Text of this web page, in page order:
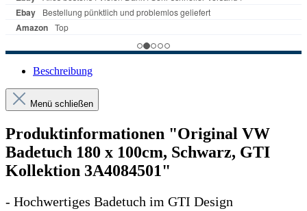
Beschreibung
Menü schließen
Produktinformationen "Original VW
Badetuch 180 x 100cm, Schwarz, GTI
Kollektion 3A4084501"
- Hochwertiges Badetuch im GTI Design